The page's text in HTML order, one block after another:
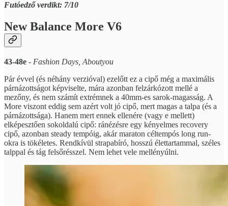
Futóedző verdikt: 7/10
New Balance More V6
43-48e - Fashion Days, Aboutyou
Pár évvel (és néhány verzióval) ezelőtt ez a cipő még a maximális
párnázottságot képviselte, mára azonban felzárkózott mellé a
mezőny, és nem számít extrémnek a 40mm-es sarok-magasság. A
More viszont eddig sem azért volt jó cipő, mert magas a talpa (és a
párnázottsága). Hanem mert ennek ellenére (vagy e mellett)
elképesztően sokoldalú cipő: ránézésre egy kényelmes recovery
cipő, azonban steady tempóig, akár maraton céltempós long run-
okra is tökéletes. Rendkívül strapabíró, hosszú élettartammal, széles
talppal és tág felsőrésszel. Nem lehet vele mellényúlni.